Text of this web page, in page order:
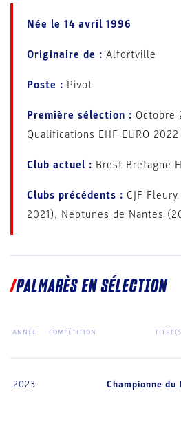
Née le 14 avril 1996
Originaire de : Alfortville
Poste : Pivot
Première sélection : Octobre
Qualifications EHF EURO 2022
Club actuel : Brest Bretagne
Clubs précédents : CJF
2021), Neptunes de Nantes
PALMARÈS EN SÉLECTION
ANNÉE COMPÉTITION
2023 Championne du